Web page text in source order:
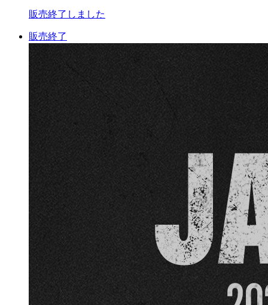
販売終了しました
販売終了